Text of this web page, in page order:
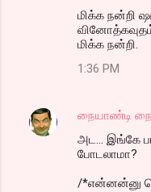
மிக்க நன்றி
மிக்க நன்றி.
1:36 PM
நையாண்டி
அட... இங்கே
போடலாமா?
/*என்னன்னு